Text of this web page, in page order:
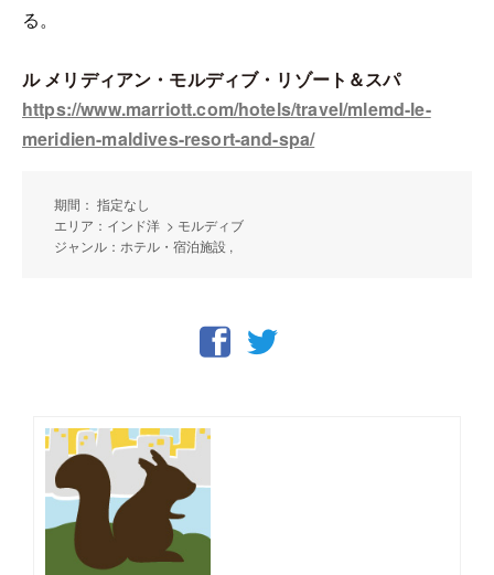
る。
ル メリディアン・モルディブ・リゾート＆スパ
https://www.marriott.com/hotels/travel/mlemd-le-
meridien-maldives-resort-and-spa/
期間： 指定なし
エリア：インド洋 > モルディブ
ジャンル：ホテル・宿泊施設 ,